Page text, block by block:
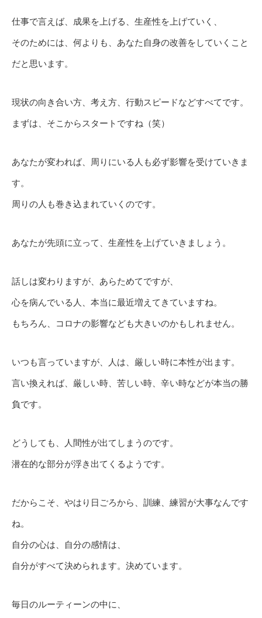
仕事で言えば、成果を上げる、生産性を上げていく、
そのためには、何よりも、あなた自身の改善をしていくこと
だと思います。
現状の向き合い方、考え方、行動スピードなどすべてです。
まずは、そこからスタートですね（笑）
あなたが変われば、周りにいる人も必ず影響を受けていきま
す。
周りの人も巻き込まれていくのです。
あなたが先頭に立って、生産性を上げていきましょう。
話しは変わりますが、あらためてですが、
心を病んでいる人、本当に最近増えてきていますね。
もちろん、コロナの影響なども大きいのかもしれません。
いつも言っていますが、人は、厳しい時に本性が出ます。
言い換えれば、厳しい時、苦しい時、辛い時などが本当の勝
負です。
どうしても、人間性が出てしまうのです。
潜在的な部分が浮き出てくるようです。
だからこそ、やはり日ごろから、訓練、練習が大事なんです
ね。
自分の心は、自分の感情は、
自分がすべて決められます。決めています。
毎日のルーティーンの中に、